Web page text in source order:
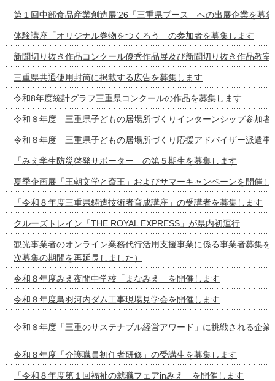
第１回中部食品産業創造展’26「三重県ブース」への出展企業を募
体験講座「オリジナル巻物をつくろう」の参加者を募集します
新聞切り抜き作品コンクール優秀作品展及び新聞切り抜き作品教室
三重県共通使用封筒に掲載する広告を募集します
令和8年度統計グラフ三重県コンクールの作品を募集します
令和８年度 三重県子どもの居場所づくりインターンシップ参加者
令和８年度 三重県子どもの居場所づくり応援アドバイザー派遣事
「みえ学生防災啓発サポーター」の第５期生を募集します
夏季企画展「王朝文学と斎王」およびサマーキャンペーンを開催し
「令和８年度三重県鋳造技術者育成講座」の受講者を募集します
クルーズトレイン「THE ROYAL EXPRESS」が県内初運行
観光事業者のオンライン業務代行活用支援事業に係る事業者募集を
次募集の期間を再延長しました）
令和８年度みえ夜間中学校「まなみえ」を開催します
令和８年度鳥羽河内ダム工事現場見学会を開催します
令和８年度「三重のサステナブル経営アワード」に挑戦される企業
令和８年度「介護職員初任者研修」の受講生を募集します
「令和８年度第１回福祉の就職フェアinみえ」を開催します